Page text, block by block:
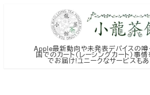
Apple最新動向や未発表デバイスの噂
国でのカート（レーシングカート）事
でお届け!ユニークなサービスも